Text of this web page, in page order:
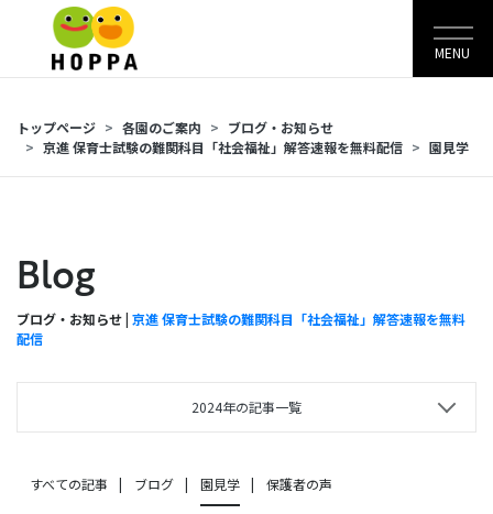
MENU
トップページ 各園のご案内
ブログ・お知らせ
京進 保育士試験の難関科目「社会福祉」解答速報を無料配信
園見学
Blog
ブログ・お知らせ | 京進 保育士試験の難関科目「社会福祉」解答速報を無料
配信
2024年の記事一覧
すべての記事 ブログ 園見学 保護者の声